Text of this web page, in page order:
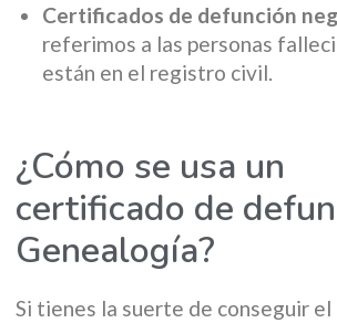
Certificados de defunción
referimos a las personas
están en el registro civil.
¿Cómo se usa un
certificado de
Genealogía?
Si tienes la suerte de conseguir el